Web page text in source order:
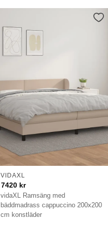
vidaXL Ramsäng med
bäddmadrass cappuccino 200x200
cm konstläder
VIDAXL
7420 kr